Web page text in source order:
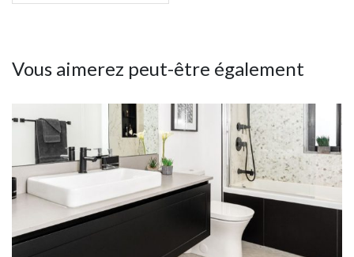
Vous aimerez peut-être également